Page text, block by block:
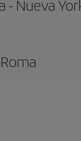
- Nueva